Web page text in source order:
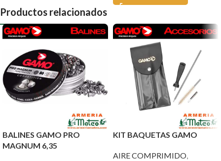
Productos relacionados
BALINES GAMO PRO
MAGNUM 6,35
KIT BAQUETAS GAMO
AIRE COMPRIMIDO